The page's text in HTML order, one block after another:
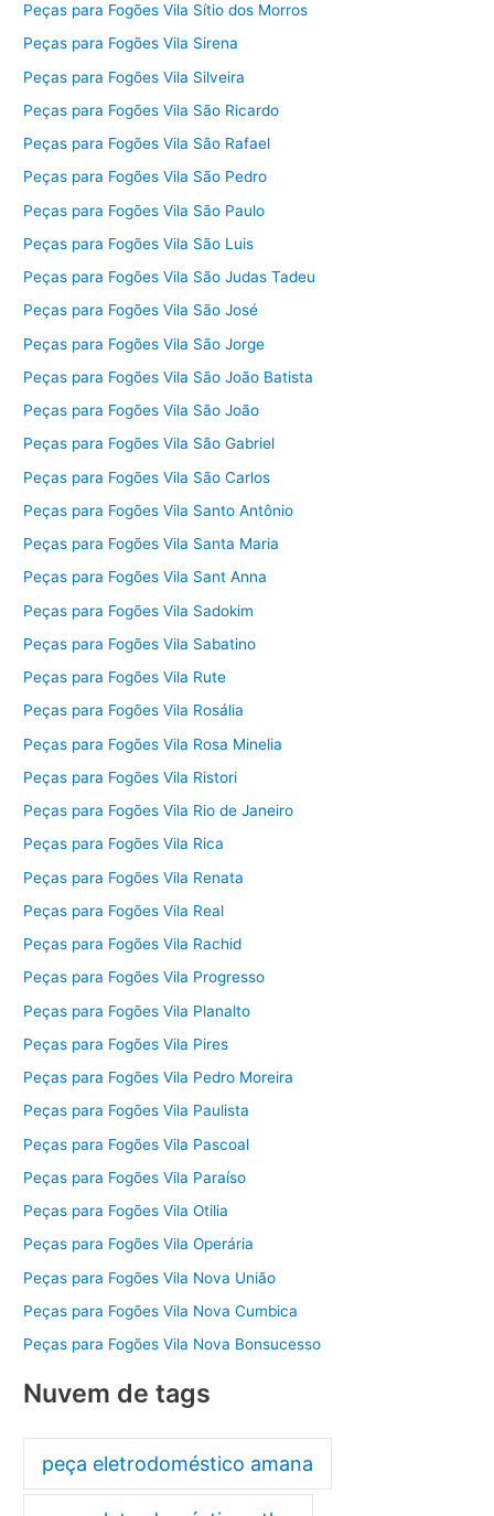
Peças para Fogões Vila Sítio dos Morros
Peças para Fogões Vila Sirena
Peças para Fogões Vila Silveira
Peças para Fogões Vila São Ricardo
Peças para Fogões Vila São Rafael
Peças para Fogões Vila São Pedro
Peças para Fogões Vila São Paulo
Peças para Fogões Vila São Luis
Peças para Fogões Vila São Judas Tadeu
Peças para Fogões Vila São José
Peças para Fogões Vila São Jorge
Peças para Fogões Vila São João Batista
Peças para Fogões Vila São João
Peças para Fogões Vila São Gabriel
Peças para Fogões Vila São Carlos
Peças para Fogões Vila Santo Antônio
Peças para Fogões Vila Santa Maria
Peças para Fogões Vila Sant Anna
Peças para Fogões Vila Sadokim
Peças para Fogões Vila Sabatino
Peças para Fogões Vila Rute
Peças para Fogões Vila Rosália
Peças para Fogões Vila Rosa Minelia
Peças para Fogões Vila Ristori
Peças para Fogões Vila Rio de Janeiro
Peças para Fogões Vila Rica
Peças para Fogões Vila Renata
Peças para Fogões Vila Real
Peças para Fogões Vila Rachid
Peças para Fogões Vila Progresso
Peças para Fogões Vila Planalto
Peças para Fogões Vila Pires
Peças para Fogões Vila Pedro Moreira
Peças para Fogões Vila Paulista
Peças para Fogões Vila Pascoal
Peças para Fogões Vila Paraíso
Peças para Fogões Vila Otilia
Peças para Fogões Vila Operária
Peças para Fogões Vila Nova União
Peças para Fogões Vila Nova Cumbica
Peças para Fogões Vila Nova Bonsucesso
Nuvem de tags
peça eletrodoméstico amana